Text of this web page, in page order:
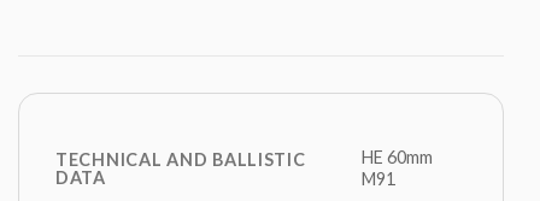
TECHNICAL AND BALLISTIC
DATA
HE 60mm
M91